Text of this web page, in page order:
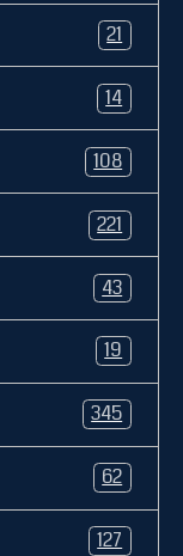
21
14
108
221
43
19
345
62
127